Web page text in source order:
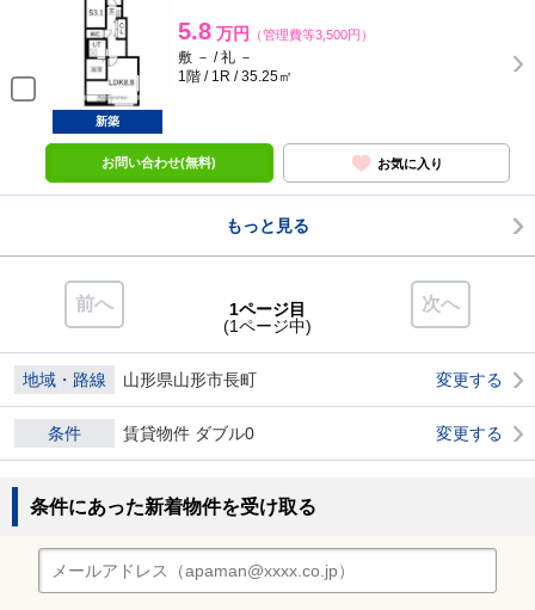
5.8 万円 （管理費等3,500円）
敷 － / 礼 －
1階 / 1R / 35.25㎡
新築
お問い合わせ(無料) お気に入り
もっと見る
前へ 次へ
1ページ目
(1ページ中)
地域・路線 山形県山形市長町 変更する
条件 賃貸物件 ダブル0 変更する
条件にあった新着物件を受け取る